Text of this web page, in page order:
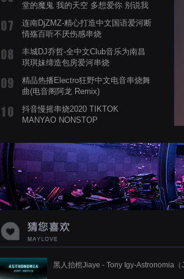
堂的魔鬼 我的天空 多想爱你 别说我
连南DjZMZ-精心打造中文国语爱河断
情殇百听不厌伤感串烧
丰城DJ乔哲-全中文Club音乐为南昌
琪琪妹缔造包房爱河串烧
精品热播Electro狂野中文电音串烧舞
曲(电音阁阿龙 Remix)
抖音慢摇串烧2020 TIKTOK
MANYAO NONSTOP
蝉爸爸妈妈爱存在夏天的风是想你的
声音啊
黑人抬棺Jiaye - Tony Igy-Astronomia（